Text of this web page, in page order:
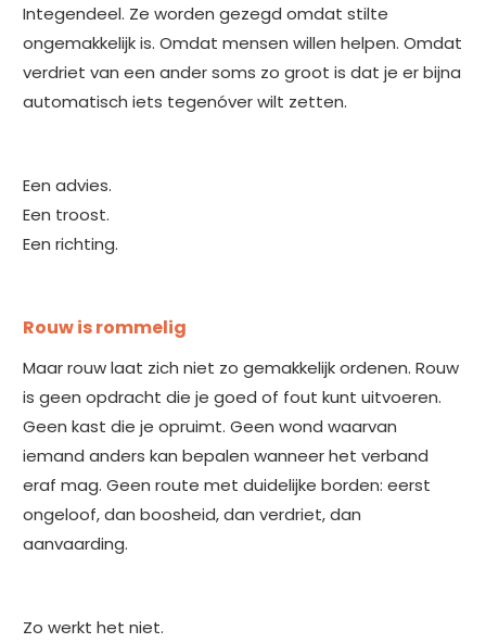
Integendeel. Ze worden gezegd omdat stilte
ongemakkelijk is. Omdat mensen willen helpen. Omdat
verdriet van een ander soms zo groot is dat je er bijna
automatisch iets tegenóver wilt zetten.
Een advies.
Een troost.
Een richting.
Rouw is rommelig
Maar rouw laat zich niet zo gemakkelijk ordenen. Rouw
is geen opdracht die je goed of fout kunt uitvoeren.
Geen kast die je opruimt. Geen wond waarvan
iemand anders kan bepalen wanneer het verband
eraf mag. Geen route met duidelijke borden: eerst
ongeloof, dan boosheid, dan verdriet, dan
aanvaarding.
Zo werkt het niet.